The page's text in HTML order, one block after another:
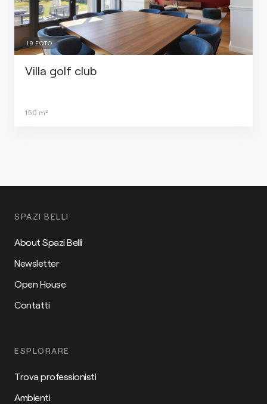
19 FOTO
Villa golf club
150 m²
SPAZI BELLI
About Spazi Belli
Newsletter
Open House
Contatti
ESPLORARE
Trova professionisti
Ambienti